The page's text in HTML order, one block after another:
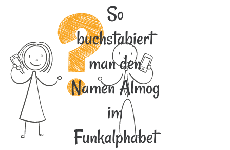
So
buchstabiert
man den
Namen Almog
im
Funkalphabet